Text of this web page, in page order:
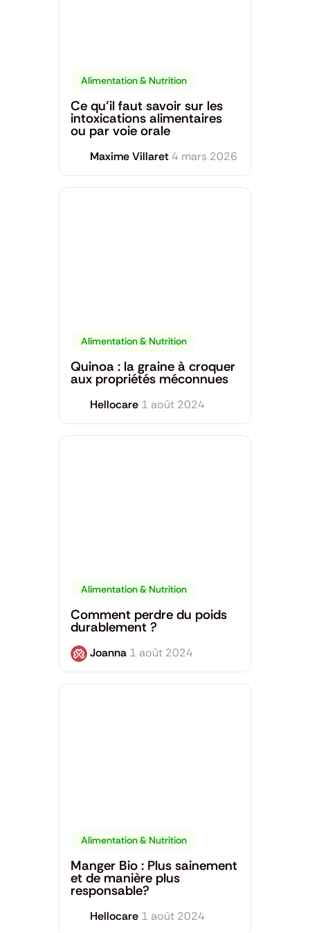
Alimentation & Nutrition
Ce qu’il faut savoir sur les
intoxications alimentaires
ou par voie orale
Maxime Villaret 4 mars 2026
Alimentation & Nutrition
Quinoa : la graine à croquer
aux propriétés méconnues
Hellocare 1 août 2024
Alimentation & Nutrition
Comment perdre du poids
durablement ?
Joanna 1 août 2024
Alimentation & Nutrition
Manger Bio : Plus sainement
et de manière plus
responsable?
Hellocare 1 août 2024